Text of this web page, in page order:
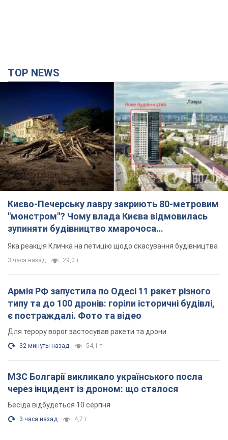
TOP NEWS
Києво-Печерську лавру закриють 80-метровим
"монстром"? Чому влада Києва відмовилась
зупиняти будівництво хмарочоса
"московського вірянина"
Яка реакція Кличка на петицію щодо скасування будівництва
3 часа назад 29,0 т.
Армія РФ запустила по Одесі 11 ракет різного
типу та до 100 дронів: горіли історичні будівлі,
є постраждалі. Фото та відео
Для терору ворог застосував ракети та дрони
32 минуты назад 54,1 т.
МЗС Болгарії викликало українського посла
через інцидент із дроном: що сталося
Бесіда відбудеться 10 серпня
3 часа назад 4,7 т.